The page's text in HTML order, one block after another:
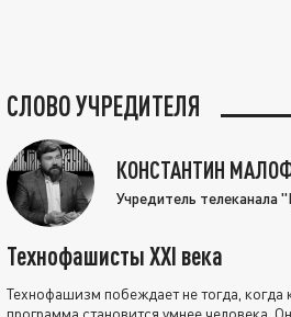
СЛОВО УЧРЕДИТЕЛЯ
КОНСТАНТИН
Учредитель телеканала
Технофашисты XXI века
Технофашизм побеждает не тогда, когда
программа становится умнее человека.